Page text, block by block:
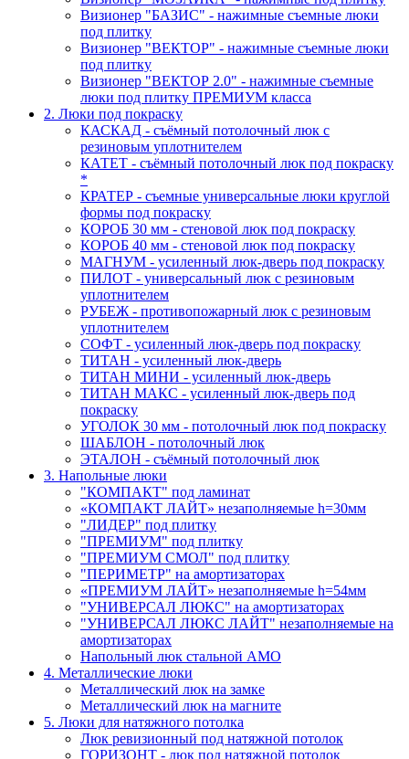
Визионер "БАЗИС" - нажимные съемные люки
под плитку
Визионер "ВЕКТОР" - нажимные съемные люки
под плитку
Визионер "ВЕКТОР 2.0" - нажимные съемные
люки под плитку ПРЕМИУМ класса
2. Люки под покраску
КАСКАД - съёмный потолочный люк с
резиновым уплотнителем
КАТЕТ - съёмный потолочный люк под покраску
*
КРАТЕР - съемные универсальные люки круглой
формы под покраску
КОРОБ 30 мм - стеновой люк под покраску
КОРОБ 40 мм - стеновой люк под покраску
МАГНУМ - усиленный люк-дверь под покраску
ПИЛОТ - универсальный люк с резиновым
уплотнителем
РУБЕЖ - противопожарный люк с резиновым
уплотнителем
СОФТ - усиленный люк-дверь под покраску
ТИТАН - усиленный люк-дверь
ТИТАН МИНИ - усиленный люк-дверь
ТИТАН МАКС - усиленный люк-дверь под
покраску
УГОЛОК 30 мм - потолочный люк под покраску
ШАБЛОН - потолочный люк
ЭТАЛОН - съёмный потолочный люк
3. Напольные люки
"КОМПАКТ" под ламинат
«КОМПАКТ ЛАЙТ» незаполняемые h=30мм
"ЛИДЕР" под плитку
"ПРЕМИУМ" под плитку
"ПРЕМИУМ СМОЛ" под плитку
"ПЕРИМЕТР" на амортизаторах
«ПРЕМИУМ ЛАЙТ» незаполняемые h=54мм
"УНИВЕРСАЛ ЛЮКС" на амортизаторах
"УНИВЕРСАЛ ЛЮКС ЛАЙТ" незаполняемые на
амортизаторах
Напольный люк стальной АМО
4. Металлические люки
Металлический люк на замке
Металлический люк на магните
5. Люки для натяжного потолка
Люк ревизионный под натяжной потолок
ГОРИЗОНТ - люк под натяжной потолок